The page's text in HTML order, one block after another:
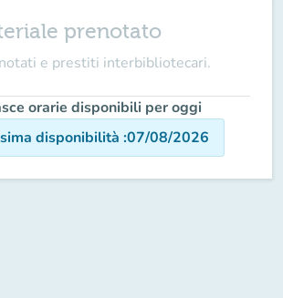
prenotato
e prestiti interbibliotecari.
orarie disponibili per oggi
disponibilità :07/08/2026